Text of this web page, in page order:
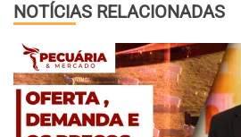
NOTÍCIAS RELACIONADAS